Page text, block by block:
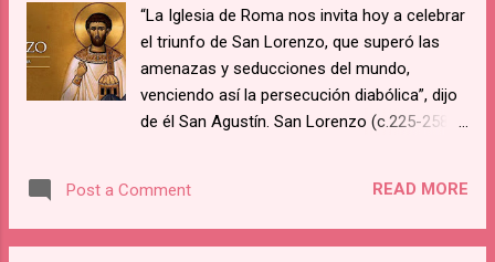
alma y divinidad (Te adoramos, Jesús) Sobre
el altar (Te adoramos, Jesús) Presente Y
oculto en el pan Presente Y oculto en el pan
Tu presencia es real Tu presencia es real Tu
presencia es real Athenas Venica,
“La Iglesia de Roma nos invita hoy a celebrar
el triunfo de San Lorenzo, que superó las
amenazas y seducciones del mundo,
venciendo así la persecución diabólica”, dijo
de él San Agustín. San Lorenzo (c.225-258)
las regiones o cuarteles de la ciudad,
asistiendo al Papa, obispo de Roma.
Post a Comment READ MORE